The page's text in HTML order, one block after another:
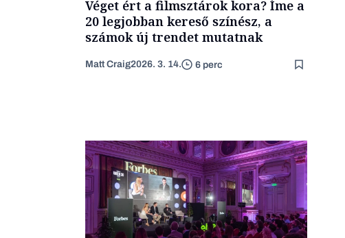
Véget ért a filmsztárok kora? Íme a
20 legjobban kereső színész, a
számok új trendet mutatnak
Matt Craig2026. 3. 14. 6 perc